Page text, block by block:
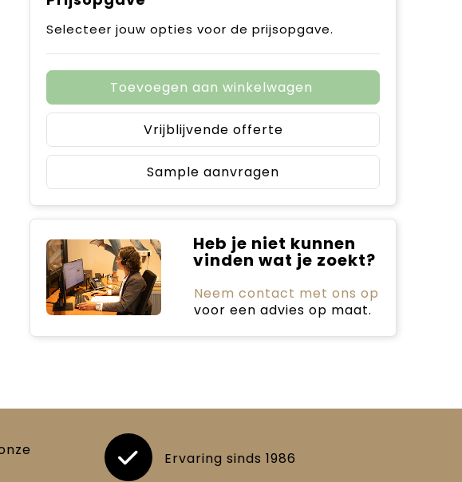
Selecteer jouw opties voor de prijsopgave.
Toevoegen aan winkelwagen
Vrijblijvende offerte
Sample aanvragen
Heb je niet kunnen
vinden wat je zoekt?
Neem contact met ons op
voor een advies op maat.
Ervaring sinds 1986